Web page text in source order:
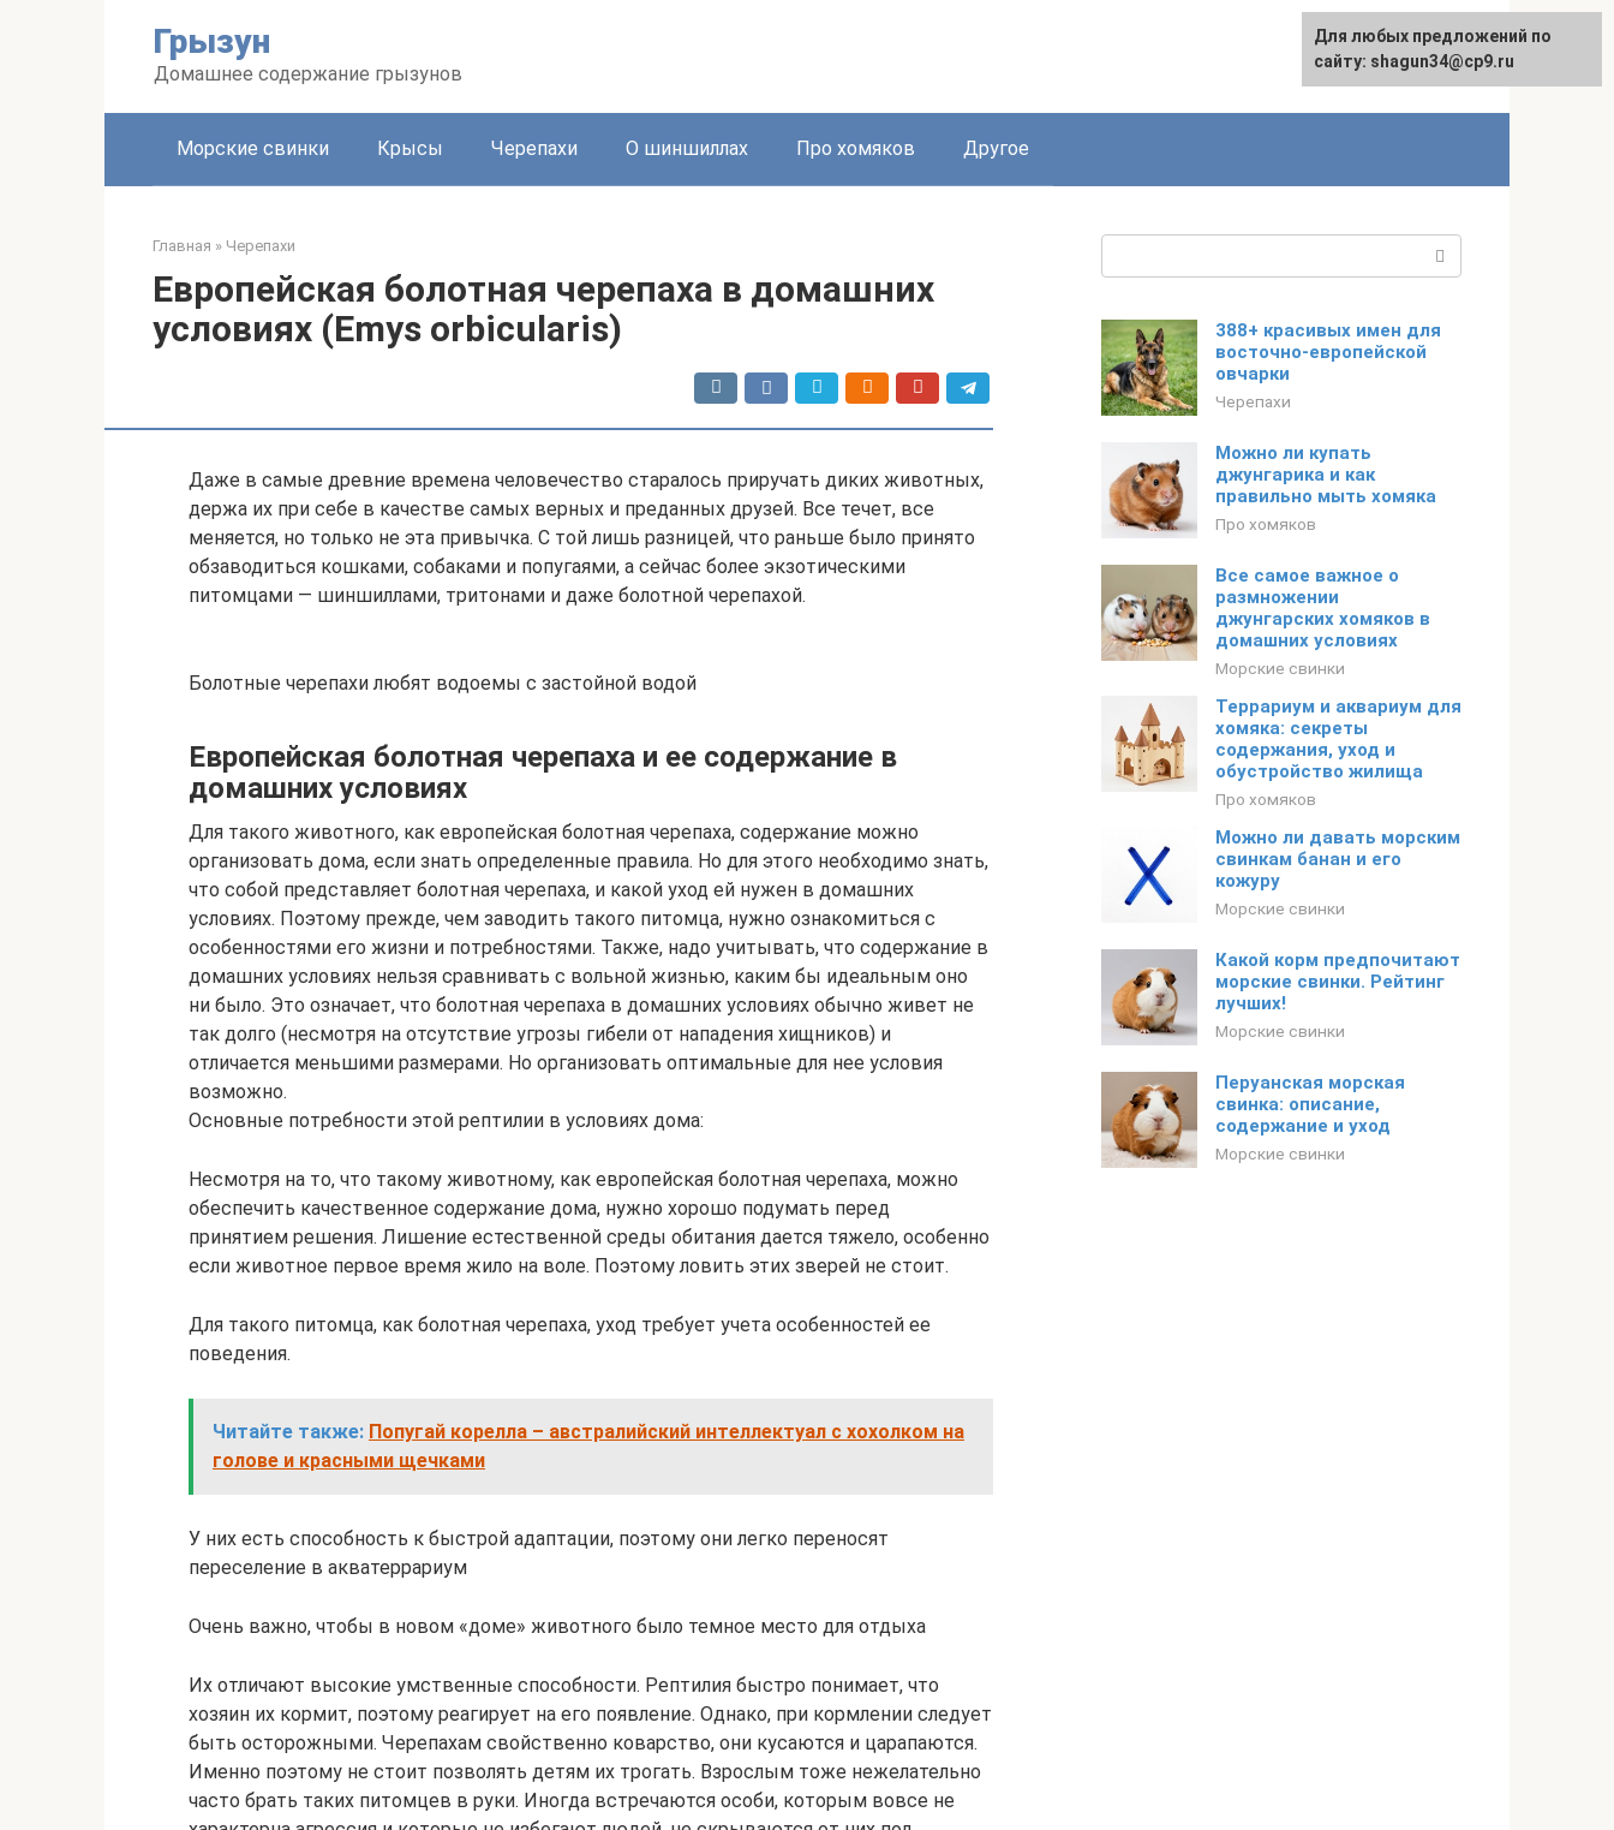
Грызун
Домашнее содержание грызунов
Морские свинки Крысы Черепахи О шиншиллах Про хомяков Другое
Главная » Черепахи
Европейская болотная черепаха в домашних
условиях (Emys orbicularis)
Даже в самые древние времена человечество старалось приручать диких животных,
держа их при себе в качестве самых верных и преданных друзей. Все течет, все
меняется, но только не эта привычка. С той лишь разницей, что раньше было принято
обзаводиться кошками, собаками и попугаями, а сейчас более экзотическими
питомцами — шиншиллами, тритонами и даже болотной черепахой.
Болотные черепахи любят водоемы с застойной водой
Европейская болотная черепаха и ее содержание в
домашних условиях
Для такого животного, как европейская болотная черепаха, содержание можно
организовать дома, если знать определенные правила. Но для этого необходимо знать,
что собой представляет болотная черепаха, и какой уход ей нужен в домашних
условиях. Поэтому прежде, чем заводить такого питомца, нужно ознакомиться с
особенностями его жизни и потребностями. Также, надо учитывать, что содержание в
домашних условиях нельзя сравнивать с вольной жизнью, каким бы идеальным оно
ни было. Это означает, что болотная черепаха в домашних условиях обычно живет не
так долго (несмотря на отсутствие угрозы гибели от нападения хищников) и
отличается меньшими размерами. Но организовать оптимальные для нее условия
возможно.
Основные потребности этой рептилии в условиях дома:
Несмотря на то, что такому животному, как европейская болотная черепаха, можно
обеспечить качественное содержание дома, нужно хорошо подумать перед
принятием решения. Лишение естественной среды обитания дается тяжело, особенно
если животное первое время жило на воле. Поэтому ловить этих зверей не стоит.
Для такого питомца, как болотная черепаха, уход требует учета особенностей ее
поведения.
Читайте также: Попугай корелла – австралийский интеллектуал с хохолком на
голове и красными щечками
У них есть способность к быстрой адаптации, поэтому они легко переносят
переселение в акватеррариум
Очень важно, чтобы в новом «доме» животного было темное место для отдыха
Их отличают высокие умственные способности. Рептилия быстро понимает, что
хозяин их кормит, поэтому реагирует на его появление. Однако, при кормлении следует
быть осторожными. Черепахам свойственно коварство, они кусаются и царапаются.
Именно поэтому не стоит позволять детям их трогать. Взрослым тоже нежелательно
часто брать таких питомцев в руки. Иногда встречаются особи, которым вовсе не
388+ красивых имен для
восточно-европейской
овчарки
Черепахи
Можно ли купать
джунгарика и как
правильно мыть хомяка
Про хомяков
Все самое важное о
размножении
джунгарских хомяков в
домашних условиях
Морские свинки
Террариум и аквариум для
хомяка: секреты
содержания, уход и
обустройство жилища
Про хомяков
Можно ли давать морским
свинкам банан и его
кожуру
Морские свинки
Какой корм предпочитают
морские свинки. Рейтинг
лучших!
Морские свинки
Перуанская морская
свинка: описание,
содержание и уход
Морские свинки
Для любых предложений по
сайту: shagun34@cp9.ru